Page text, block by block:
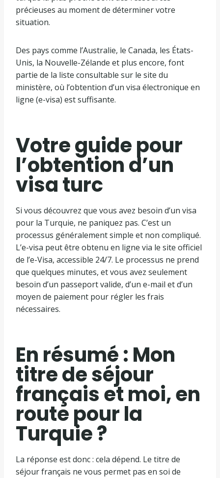
précieuses au moment de déterminer votre
situation.
Des pays comme l’Australie, le Canada, les États-
Unis, la Nouvelle-Zélande et plus encore, font
partie de la liste consultable sur le site du
ministère, où l’obtention d’un visa électronique en
ligne (e-visa) est suffisante.
Votre guide pour
l’obtention d’un
visa turc
Si vous découvrez que vous avez besoin d’un visa
pour la Turquie, ne paniquez pas. C’est un
processus généralement simple et non compliqué.
L’e-visa peut être obtenu en ligne via le site officiel
de l’e-Visa, accessible 24/7. Le processus ne prend
que quelques minutes, et vous avez seulement
besoin d’un passeport valide, d’un e-mail et d’un
moyen de paiement pour régler les frais
nécessaires.
En résumé : Mon
titre de séjour
français et moi, en
route pour la
Turquie ?
La réponse est donc : cela dépend. Le titre de
séjour français ne vous permet pas en soi de